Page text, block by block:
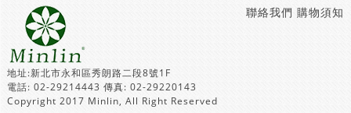
購物須知
聯絡我們
地址:新北市永和區秀朗路二段8號1F
電話: 02-29214443 傳真: 02-29220143
Copyright 2017 Minlin, All Right Reserved